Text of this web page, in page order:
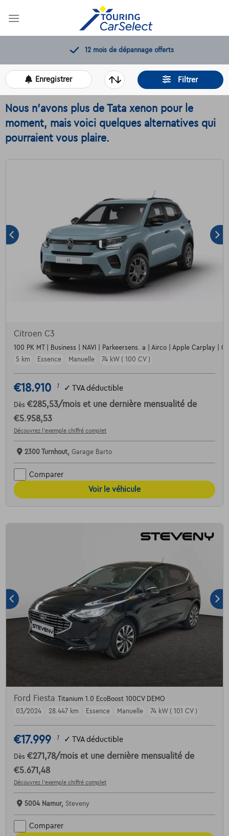
12 mois de dépannage offerts
Filtrer
Enregistrer
Nous n'avons plus de Tata xenon pour le
moment, mais voici quelques alternatives qui
pourraient vous plaire.
Citroen C3
100 PK MT | Business | NAVI | Parkeersens. a | Airco | Apple Carplay |
5 km
Essence Manuelle 74 kW ( 100 CV )
€18.910 1 ✓ TVA déductible
Dès €285,53/mois et une dernière mensualité de
€5.958,53
Découvrez l’exemple chiffré complet
2300 Turnhout, Garage Barto
Comparer
Voir le véhicule
Ford Fiesta Titanium 1.0 EcoBoost 100CV DEMO
03/2024
28.447 km Essence Manuelle 74 kW ( 101 CV )
€17.999 1 ✓ TVA déductible
Dès €271,78/mois et une dernière mensualité de
€5.671,48
Découvrez l’exemple chiffré complet
5004 Namur, Steveny
Comparer